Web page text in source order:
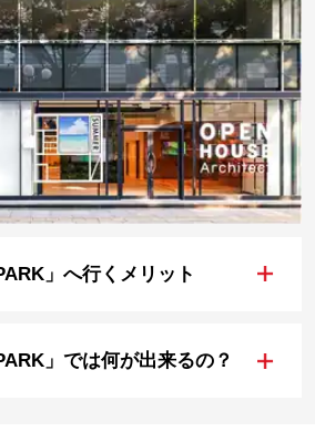
」へ行くメリット +
」では何が出来るの？ +